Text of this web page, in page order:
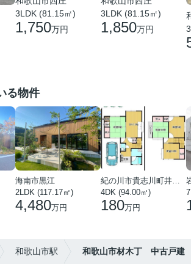
3LDK (81.15㎡)
1,750万円
3LDK (81.15㎡)
1,850万円
る物件
海南市黒江
2LDK (117.17㎡)
4,480万円
紀の川市貴志川町井ノ口
4DK (94.00㎡)
180万円
和歌山市駅 和歌山市材木丁 中古戸建